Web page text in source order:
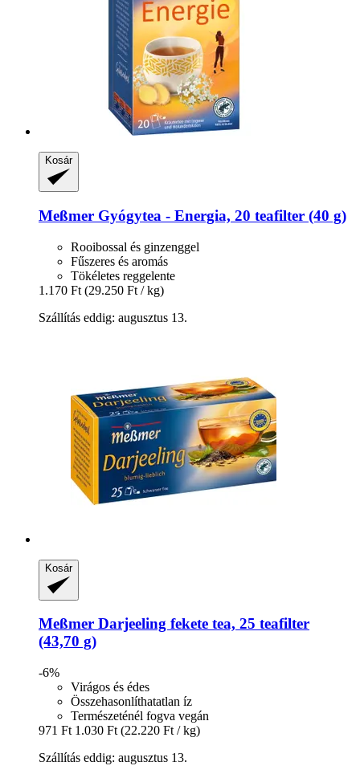
Kosár
Meßmer Gyógytea -​ Energia, 20 teafilter (40 g)
Rooibossal és ginzenggel
Fűszeres és aromás
Tökéletes reggelente
1.170 Ft (29.250 Ft / kg)
Szállítás eddig: augusztus 13.
Kosár
Meßmer Darjeeling fekete tea, 25 teafilter
(43,70 g)
-6%
Virágos és édes
Összehasonlíthatatlan íz
Természeténél fogva vegán
971 Ft 1.030 Ft (22.220 Ft / kg)
Szállítás eddig: augusztus 13.